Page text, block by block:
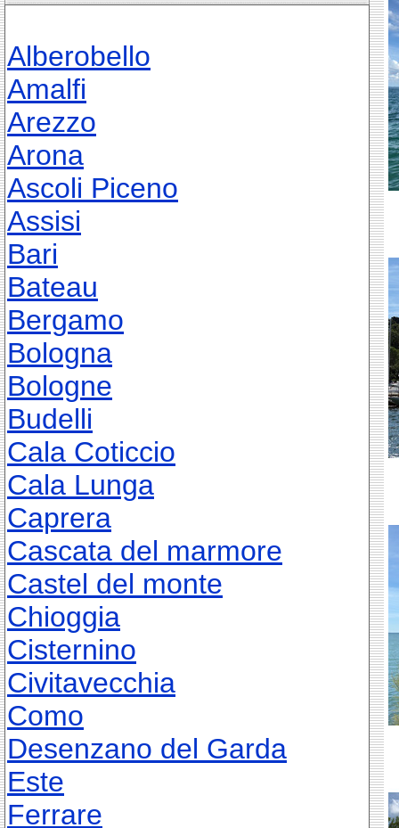
Alberobello
Amalfi
Arezzo
Arona
Ascoli Piceno
Assisi
Bari
Bateau
Bergamo
Bologna
Bologne
Budelli
Cala Coticcio
Cala Lunga
Caprera
Cascata del marmore
Castel del monte
Chioggia
Cisternino
Civitavecchia
Como
Desenzano del Garda
Este
Ferrare